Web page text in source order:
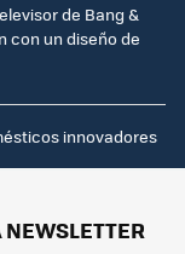
de Bang &
con un diseño de
innovadores